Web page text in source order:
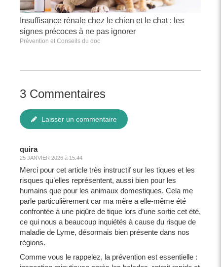
Insuffisance rénale chez le chien et le chat : les
signes précoces à ne pas ignorer
Prévention et Conseils du doc
3 Commentaires
Laisser un commentaire
quira
25 JANVIER 2026 à 15:44
Merci pour cet article très instructif sur les tiques et les
risques qu’elles représentent, aussi bien pour les
humains que pour les animaux domestiques. Cela me
parle particulièrement car ma mère a elle‑même été
confrontée à une piqûre de tique lors d’une sortie cet été,
ce qui nous a beaucoup inquiétés à cause du risque de
maladie de Lyme, désormais bien présente dans nos
régions.
Comme vous le rappelez, la prévention est essentielle :